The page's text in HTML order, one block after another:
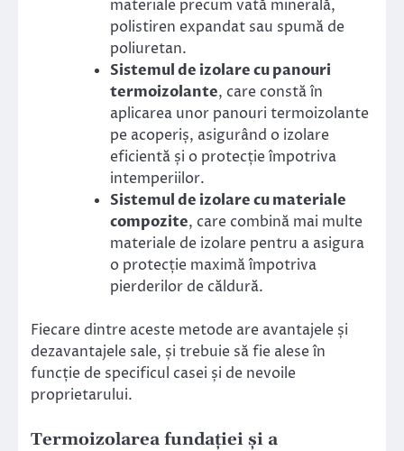
materiale precum vată minerală,
polistiren expandat sau spumă de
poliuretan.
Sistemul de izolare cu panouri
termoizolante, care constă în
aplicarea unor panouri termoizolante
pe acoperiș, asigurând o izolare
eficientă și o protecție împotriva
intemperiilor.
Sistemul de izolare cu materiale
compozite, care combină mai multe
materiale de izolare pentru a asigura
o protecție maximă împotriva
pierderilor de căldură.
Fiecare dintre aceste metode are avantajele și
dezavantajele sale, și trebuie să fie alese în
funcție de specificul casei și de nevoile
proprietarului.
Termoizolarea fundației și a